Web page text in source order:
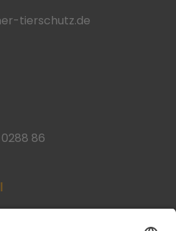
tierschutz.de
86